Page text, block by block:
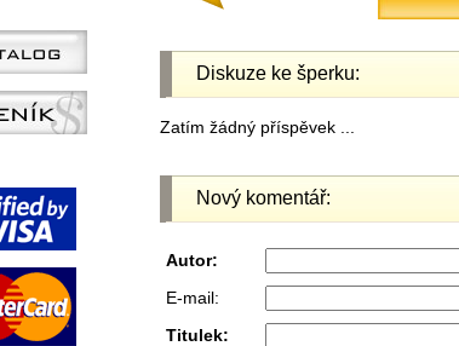
Diskuze ke šperku:
Zatím žádný příspěvek ...
Nový komentář:
Autor:
E-mail:
Titulek: